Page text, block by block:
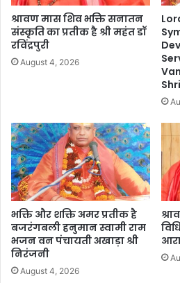
श्रावण मास शिव भक्ति सनातन
संस्कृति का प्रतीक है श्री महंत डॉ
रविंद्रपुरी
August 4, 2026
भक्ति और शक्ति अमर प्रतीक है
बजरंगबली हनुमान स्वामी राम
भजन वन पंचायती अखाड़ा श्री
निरंजनी
August 4, 2026